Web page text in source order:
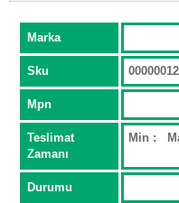
Marka
Sku
Mpn
Teslimat
Zamanı
Min :
Durumu